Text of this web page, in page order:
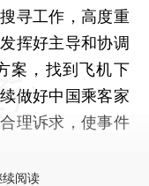
寻工作，高度重
挥好主导和协调
案，找到飞机下
做好中国乘客家
理诉求，使事件
续阅读